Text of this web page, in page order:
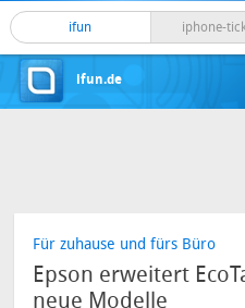
ifun iphone-
ifun.de
Für zuhause und fürs Büro
Epson erweitert
neue Modelle